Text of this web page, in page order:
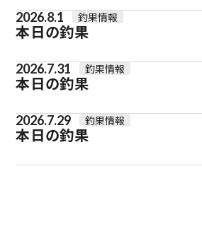
2026.8.1 釣果情報
本日の釣果
2026.7.31 釣果情報
本日の釣果
2026.7.29 釣果情報
本日の釣果